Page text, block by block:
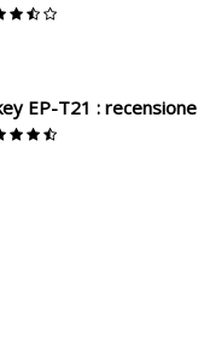
EP-T21 : recensione